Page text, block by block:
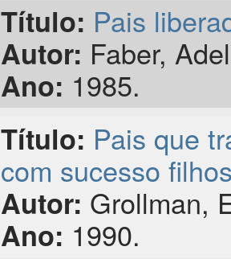
Título: Pais
Autor: Faber,
Ano: 1985.
Título: Pais que
com sucesso
Autor: Grollman,
Ano: 1990.